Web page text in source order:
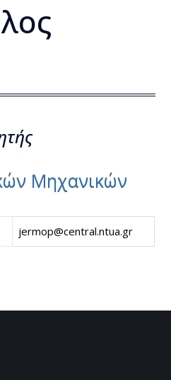
Μηχανικών
jermop@central.ntua.gr